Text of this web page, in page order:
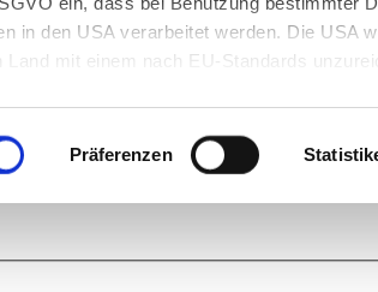
in den USA verarbeitet werden. Die USA
Land mit einem nach EU-Standards
Präferenzen
und Tricks. Stellen Sie Ihre Fragen und helfen